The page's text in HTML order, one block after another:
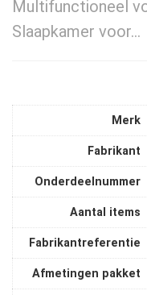
Multifunctioneel
Slaapkamer voor…
Merk
Fabrikant
Onderdeelnummer
Aantal items
Fabrikantreferentie
Afmetingen pakket